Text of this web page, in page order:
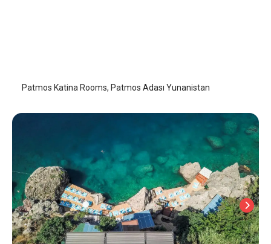
Patmos Katina Rooms, Patmos Adası Yunanistan